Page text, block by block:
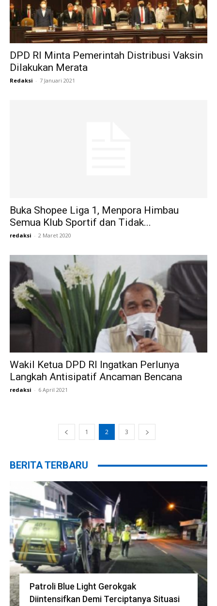
DPD RI Minta Pemerintah Distribusi Vaksin
Dilakukan Merata
Redaksi - 7 Januari 2021
Buka Shopee Liga 1, Menpora Himbau
Semua Klub Sportif dan Tidak...
redaksi - 2 Maret 2020
Wakil Ketua DPD RI Ingatkan Perlunya
Langkah Antisipatif Ancaman Bencana
redaksi - 6 April 2021
1 2 3
BERITA TERBARU
Patroli Blue Light Gerokgak
Diintensifkan Demi Terciptanya Situasi